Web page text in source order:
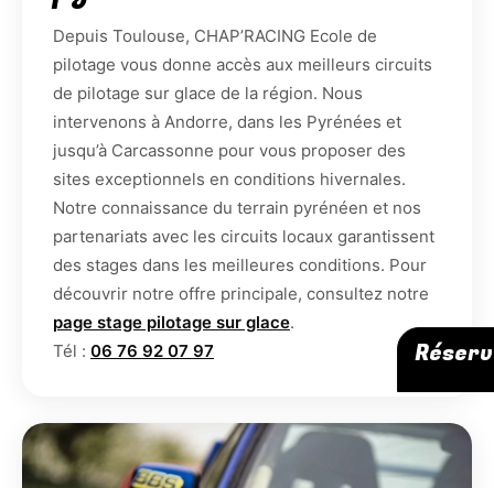
Depuis Toulouse, CHAP’RACING Ecole de
pilotage vous donne accès aux meilleurs circuits
de pilotage sur glace de la région. Nous
intervenons à Andorre, dans les Pyrénées et
jusqu’à Carcassonne pour vous proposer des
sites exceptionnels en conditions hivernales.
Notre connaissance du terrain pyrénéen et nos
partenariats avec les circuits locaux garantissent
des stages dans les meilleures conditions. Pour
découvrir notre offre principale, consultez notre
page stage pilotage sur glace.
Tél : 06 76 92 07 97